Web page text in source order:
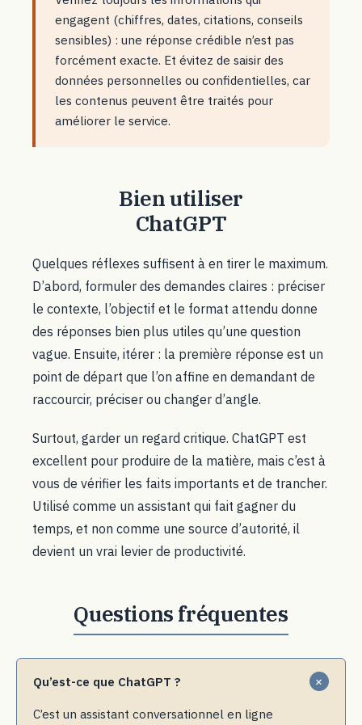
engagent (chiffres, dates, citations, conseils
sensibles) : une réponse crédible n’est pas
forcément exacte. Et évitez de saisir des
données personnelles ou confidentielles, car
les contenus peuvent être traités pour
améliorer le service.
Bien utiliser
ChatGPT
Quelques réflexes suffisent à en tirer le maximum.
D’abord, formuler des demandes claires : préciser
le contexte, l’objectif et le format attendu donne
des réponses bien plus utiles qu’une question
vague. Ensuite, itérer : la première réponse est un
point de départ que l’on affine en demandant de
raccourcir, préciser ou changer d’angle.
Surtout, garder un regard critique. ChatGPT est
excellent pour produire de la matière, mais c’est à
vous de vérifier les faits importants et de trancher.
Utilisé comme un assistant qui fait gagner du
temps, et non comme une source d’autorité, il
devient un vrai levier de productivité.
Qu’est-ce que ChatGPT ?
C’est un assistant conversationnel en ligne